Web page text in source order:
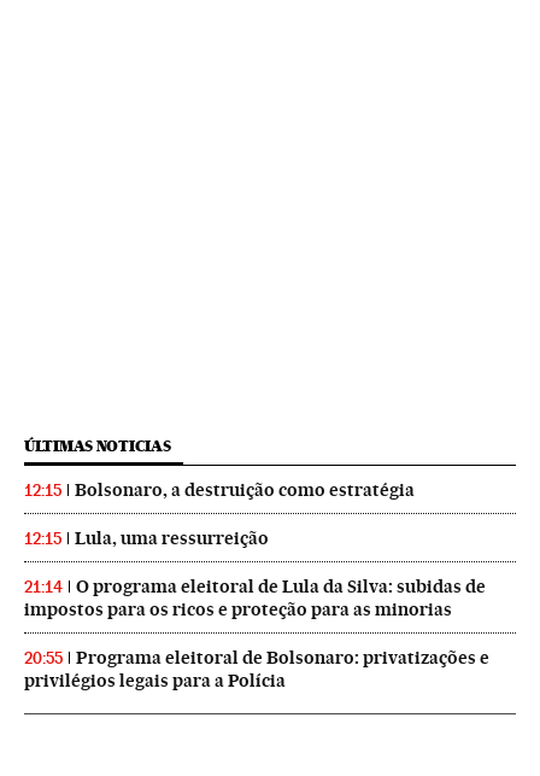
ÚLTIMAS NOTICIAS
12:15 Bolsonaro, a destruição como estratégia
12:15 Lula, uma ressurreição
21:14
O programa eleitoral de Lula da Silva: subidas de
impostos para os ricos e proteção para as minorias
20:55
Programa eleitoral de Bolsonaro: privatizações e
privilégios legais para a Polícia